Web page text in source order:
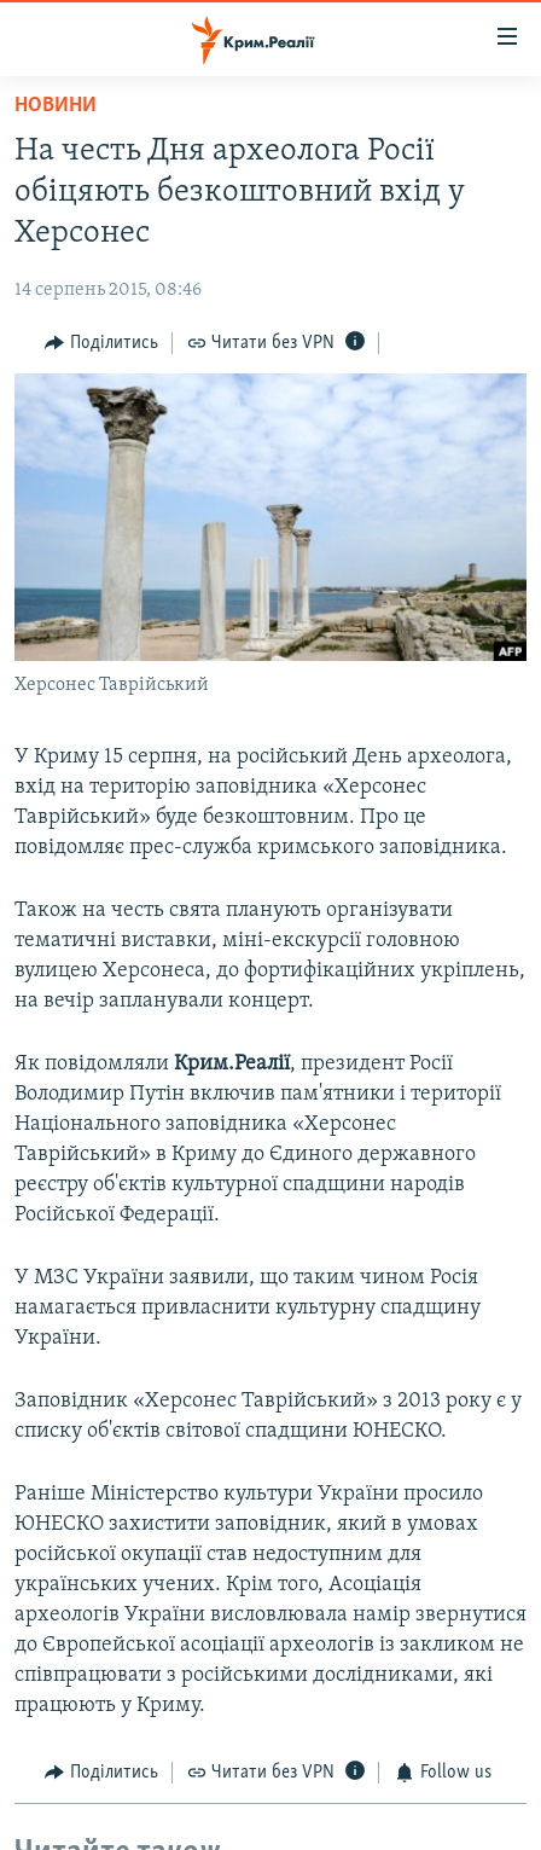
Перейти
основного
матеріалу
Перейти
до
основної
навігації
Перейти
до
пошуку
ВОДА.КРИМ
ВІДЕО ТА ФОТО
БЛОГИ
ПОГЛЯД
ІНТЕРВ'Ю
ВСЕ ЗА ДЕНЬ
СПЕЦПРОЕКТИ
СВІДЧЕННЯ ОКУПАЦІЇ
УКРАЇНСЬКА ПРОБЛЕМА КРИМУ
ІНФОГРАФІКА
ЯК ОБІЙТИ БЛОКУВАННЯ
Русский
Qırımtatar
ДОЛУЧАЙСЯ!
Усі сайти RFE/RL
НОВИНИ
На честь Дня археолога Росії
обіцяють безкоштовний вхід у
Херсонес
14 серпень 2015, 08:46
Поділитись Читати без VPN
Херсонес Таврійський
У Криму 15 серпня, на російський День археолога,
вхід на територію заповідника «Херсонес
Таврійський» буде безкоштовним. Про це
повідомляє прес-служба кримського заповідника.
Також на честь свята планують організувати
тематичні виставки, міні-екскурсії головною
вулицею Херсонеса, до фортифікаційних укріплень,
на вечір запланували концерт.
Як повідомляли Крим.Реалії, президент Росії
Володимир Путін включив пам'ятники і території
Національного заповідника «Херсонес
Таврійський» в Криму до Єдиного державного
реєстру об'єктів культурної спадщини народів
Російської Федерації.
У МЗС України заявили, що таким чином Росія
намагається привласнити культурну спадщину
України.
Заповідник «Херсонес Таврійський» з 2013 року є у
списку об'єктів світової спадщини ЮНЕСКО.
Раніше Міністерство культури України просило
ЮНЕСКО захистити заповідник, який в умовах
російської окупації став недоступним для
українських учених. Крім того, Асоціація
археологів України висловлювала намір звернутися
до Європейської асоціації археологів із закликом не
співпрацювати з російськими дослідниками, які
працюють у Криму.
Поділитись Читати без VPN Follow us